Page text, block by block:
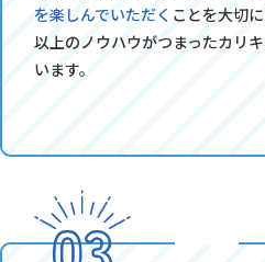
を楽しんでいただく ことを大切
以上のノウハウがつまったカリ
います。